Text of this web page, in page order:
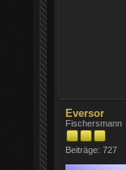
Eversor
Fischersmann
Beiträge: 727